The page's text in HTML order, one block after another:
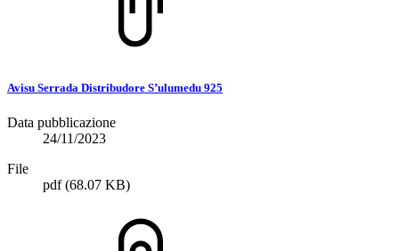
Avisu Serrada Distribudore S’ulumedu 925
Data pubblicazione
24/11/2023
File
pdf(68.07 KB)